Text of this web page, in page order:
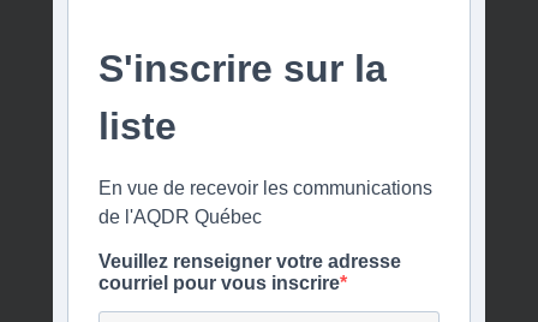
S'inscrire sur la
liste
En vue de recevoir les communications
de l'AQDR Québec
Veuillez renseigner votre adresse
courriel pour vous inscrire